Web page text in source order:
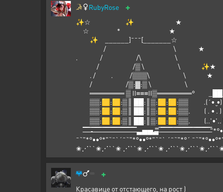
RubyRose +
✨☆ ✨
☆ *
✨
/ \
. / /
/ /▒ \ \ ✨★ *
. / . /▒▒▒\ \ ★ ✨
/ /▒:▓:▒ \ \ .*
═══════ ▒
▒▒:🟨:🟨:▒║
▒▒:🟨:🟨:▒║
▒▒:🟨:🟨:▒║ ██:║▒:🟨:🟨:▒▒.
̶̿-̶̶̿̿ ̶̿ ̶̶̶̶̿̿̿̿ ̶̶̿̿ ̶̿ ̶̿ ̶̶̿̿ ̶̶̶̿̿̿ ̶̿ ̶̶̿̿ ̶̶̿̿ ̶̶̶̿̿̿ ̶̿ ̶̶̿̿ ̶̿ ̶̶̶̶̿̿̿̿ ̶̶̿̿ ̶̶̶̶̿̿̿̿ ̶̿ ̶̶̿̿ ̶̿ ̶̶̿̿ ̶▃▅▅▃̶̶̿̿
¯˜"*°••°*"˜¯`´¯˜"*°••°*"˜¯` ´¯˜"*°´
✬⋰``✬⋰``✬ ⋰``✬ ⋰``✬ ⋰``✬⋰``✬⋰``✬
+
Красавице от отстающего, на рост )